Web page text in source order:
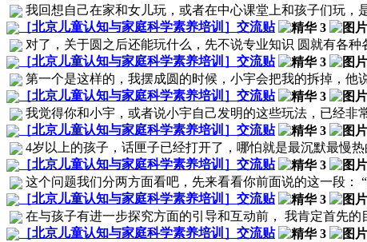
我回想自己在家和女儿玩，或者在中心课堂上和孩子们玩，
［北京儿童认知与家庭科学素养培训］交流贴
对了，关于圆之后还能玩什么，先不说专业知识 圆就有各
［北京儿童认知与家庭科学素养培训］交流贴
第一个是这样的，我摆成圆的时候，小宇会把我的拆掉，他
［北京儿童认知与家庭科学素养培训］交流贴
我觉得你和小宇，或者说小宇自己发明的这些玩法，已经非
［北京儿童认知与家庭科学素养培训］交流贴
4岁以上的孩子，话匣子已经打开了，哪怕就是最沉默最慢
［北京儿童认知与家庭科学素养培训］交流贴
这个问题我们分两方面看吧，先来看看你前面说的这一段：
［北京儿童认知与家庭科学素养培训］交流贴
在与孩子有进一步探究方面的引导和互动前， 我肯定首先
［北京儿童认知与家庭科学素养培训］交流贴